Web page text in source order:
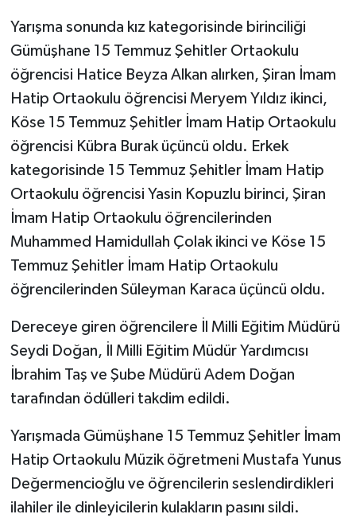
Yarışma sonunda kız kategorisinde birinciliği
Gümüşhane 15 Temmuz Şehitler Ortaokulu
öğrencisi Hatice Beyza Alkan alırken, Şiran İmam
Hatip Ortaokulu öğrencisi Meryem Yıldız ikinci,
Köse 15 Temmuz Şehitler İmam Hatip Ortaokulu
öğrencisi Kübra Burak üçüncü oldu. Erkek
kategorisinde 15 Temmuz Şehitler İmam Hatip
Ortaokulu öğrencisi Yasin Kopuzlu birinci, Şiran
İmam Hatip Ortaokulu öğrencilerinden
Muhammed Hamidullah Çolak ikinci ve Köse 15
Temmuz Şehitler İmam Hatip Ortaokulu
öğrencilerinden Süleyman Karaca üçüncü oldu.
Dereceye giren öğrencilere İl Milli Eğitim Müdürü
Seydi Doğan, İl Milli Eğitim Müdür Yardımcısı
İbrahim Taş ve Şube Müdürü Adem Doğan
tarafından ödülleri takdim edildi.
Yarışmada Gümüşhane 15 Temmuz Şehitler İmam
Hatip Ortaokulu Müzik öğretmeni Mustafa Yunus
Değermencioğlu ve öğrencilerin seslendirdikleri
ilahiler ile dinleyicilerin kulakların pasını sildi.